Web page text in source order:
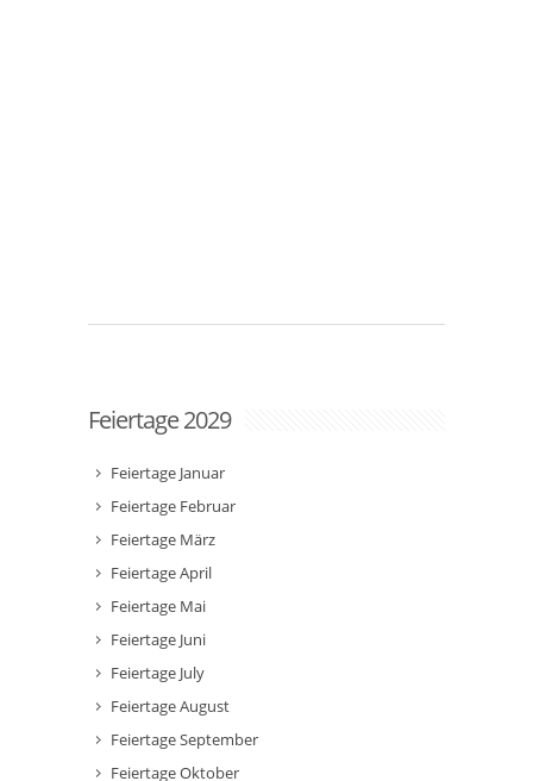
Feiertage 2029
Feiertage Januar
Feiertage Februar
Feiertage März
Feiertage April
Feiertage Mai
Feiertage Juni
Feiertage July
Feiertage August
Feiertage September
Feiertage Oktober